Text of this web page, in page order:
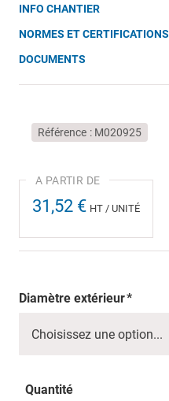
INFO CHANTIER
NORMES ET CERTIFICATIONS
DOCUMENTS
Référence M020925
31,52 € HT / UNITÉ
Diamètre extérieur
Quantité